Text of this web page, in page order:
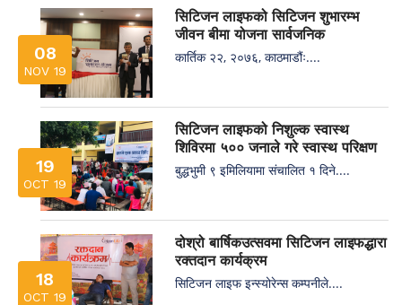
08
NOV 19
सिटिजन लाइफको सिटिजन शुभारम्भ
जीवन बीमा योजना सार्वजनिक
कार्तिक २२, २०७६, काठमाडौंः....
19
OCT 19
सिटिजन लाइफको निशुल्क स्वास्थ
शिविरमा ५०० जनाले गरे स्वास्थ परिक्षण
बुद्धभुमी ९ इमिलियामा संचालित १ दिने....
18
OCT 19
दोश्रो बार्षिकउत्सवमा सिटिजन लाइफद्धारा
रक्तदान कार्यक्रम
सिटिजन लाइफ इन्स्योरेन्स कम्पनीले....